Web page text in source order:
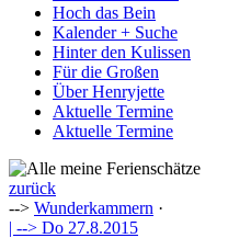
Hoch das Bein
Kalender + Suche
Hinter den Kulissen
Für die Großen
Über Henryjette
Aktuelle Termine
Aktuelle Termine
zurück
--> Wunderkammern ·
| --> Do 27.8.2015